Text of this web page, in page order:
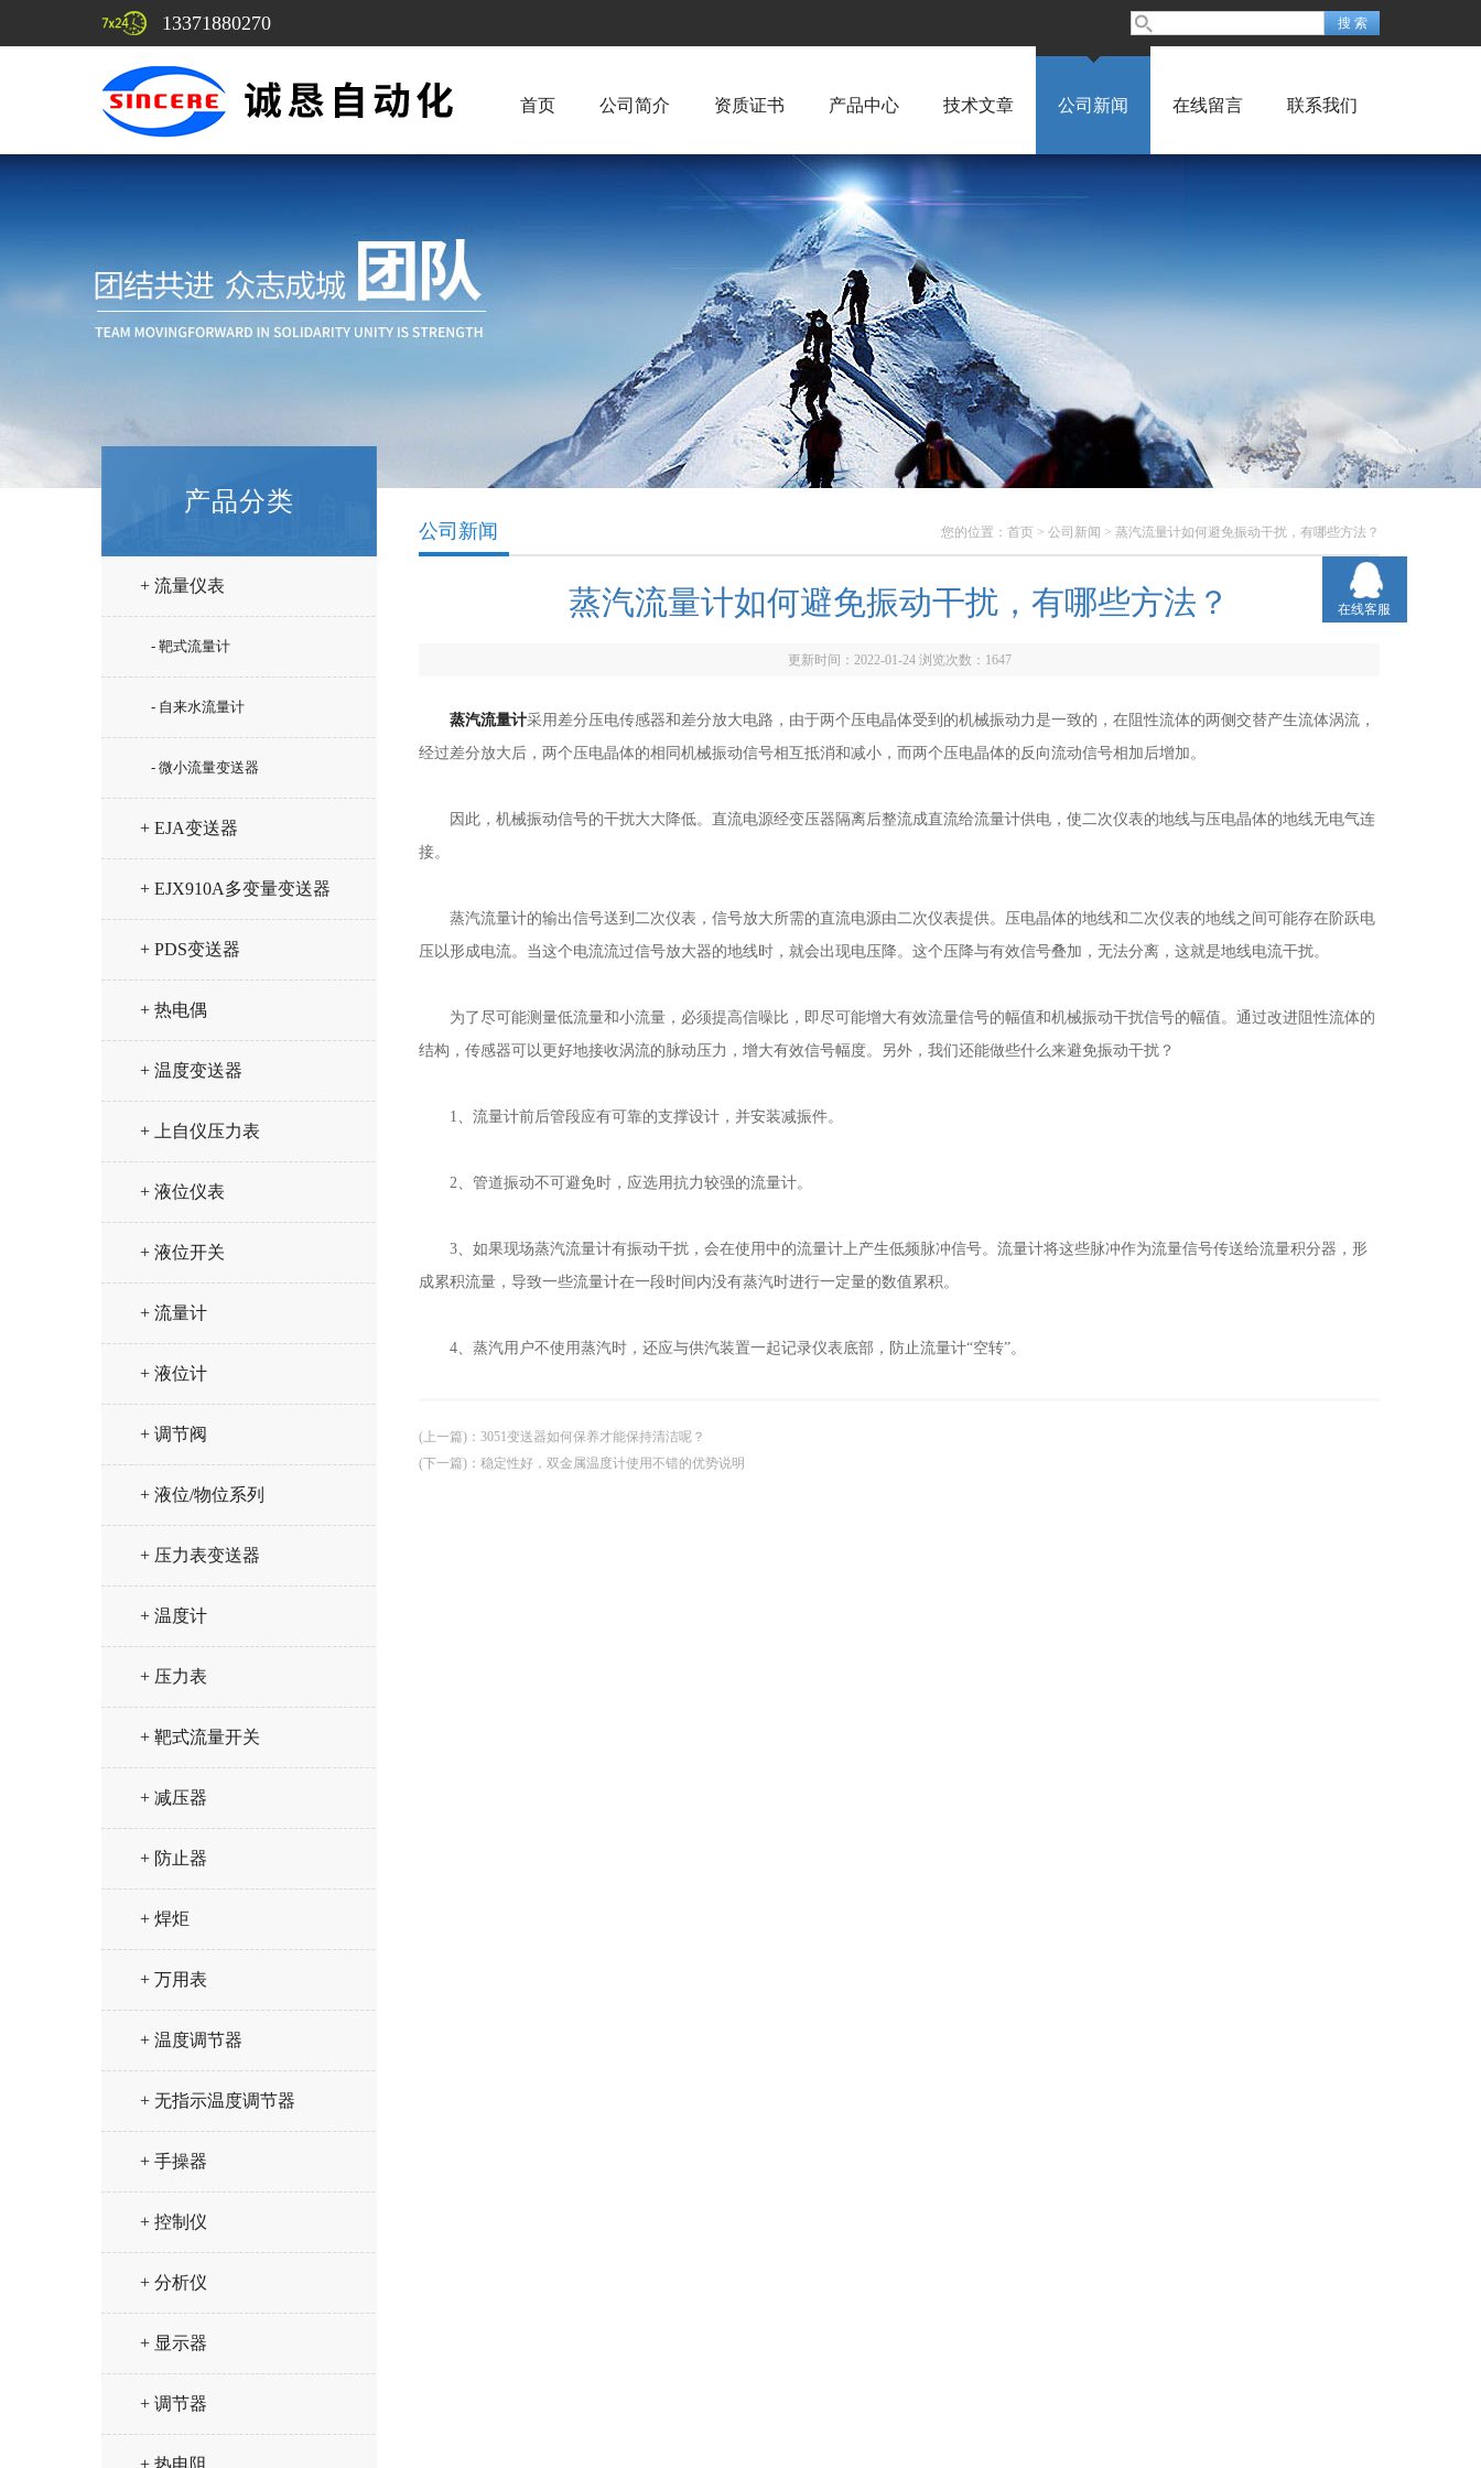
13371880270
首页 公司简介 资质证书 产品中心 技术文章 公司新闻 在线留言 联系我们
产品分类
+ 流量仪表
- 靶式流量计
- 自来水流量计
- 微小流量变送器
+ EJA变送器
+ EJX910A多变量变送器
+ PDS变送器
+ 热电偶
+ 温度变送器
+ 上自仪压力表
+ 液位仪表
+ 液位开关
+ 流量计
+ 液位计
+ 调节阀
+ 液位/物位系列
+ 压力表变送器
+ 温度计
+ 压力表
+ 靶式流量开关
+ 减压器
+ 防止器
+ 焊炬
+ 万用表
+ 温度调节器
+ 无指示温度调节器
+ 手操器
+ 控制仪
+ 分析仪
+ 显示器
+ 调节器
+ 热电阻
您的位置： 首页 > 公司新闻 > 蒸汽流量计如何避免振动干扰，有哪些方法？
公司新闻
蒸汽流量计如何避免振动干扰，有哪些方法？
更新时间：2022-01-24 浏览次数： 1647
蒸汽流量计采用差分压电传感器和差分放大电路，由于两个压电晶体受到的机械振动力是一致的，在阻性流体的两侧交替产生流体涡流，
经过差分放大后，两个压电晶体的相同机械振动信号相互抵消和减小，而两个压电晶体的反向流动信号相加后增加。
因此，机械振动信号的干扰大大降低。直流电源经变压器隔离后整流成直流给流量计供电，使二次仪表的地线与压电晶体的地线无电气连
接。
蒸汽流量计的输出信号送到二次仪表，信号​​放大所需的直流电源由二次仪表提供。压电晶体的地线和二次仪表的地线之间可能存在阶跃电
压以形成电流。当这个电流流过信号放大器的地线时，就会出现电压降。这个压降与有效信号叠加，无法分离，这就是地线电流干扰。
为了尽可能测量低流量和小流量，必须提高信噪比，即尽可能增大有效流量信号的幅值和机械振动干扰信号的幅值。通过改进阻性流体的
结构，传感器可以更好地接收涡流的脉动压力，增大有效信号幅度。另外，我们还能做些什么来避免振动干扰？
1、流量计前后管段应有可靠的支撑设计，并安装减振件。
2、管道振动不可避免时，应选用抗力较强的流量计。
3、如果现场蒸汽流量计有振动干扰，会在使用中的流量计上产生低频脉冲信号。流量计将这些脉冲作为流量信号传送给流量积分器，形
成累积流量，导致一些流量计在一段时间内没有蒸汽时进行一定量的数值累积。
4、蒸汽用户不使用蒸汽时，还应与供汽装置一起记录仪表底部，防止流量计“空转”。
(上一篇) ： 3051变送器如何保养才能保持清洁呢？
(下一篇) ： 稳定性好，双金属温度计使用不错的优势说明
在线客服